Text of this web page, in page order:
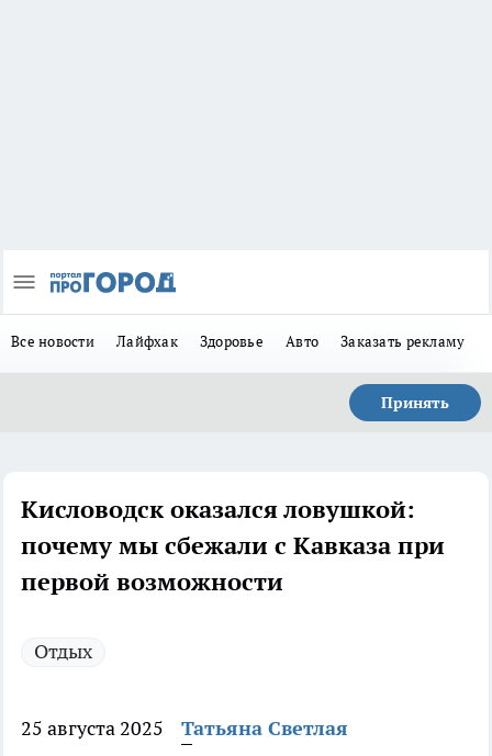
Все новости Лайфхак Здоровье Авто Заказать рекламу
Принять
Кисловодск оказался ловушкой:
почему мы сбежали с Кавказа при
первой возможности
Отдых
25 августа 2025
Татьяна Светлая